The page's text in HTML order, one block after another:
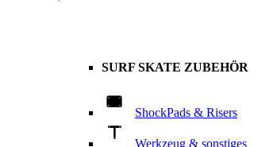
SURF SKATE ZUBEHÖR
ShockPads & Risers
Werkzeug & sonstiges